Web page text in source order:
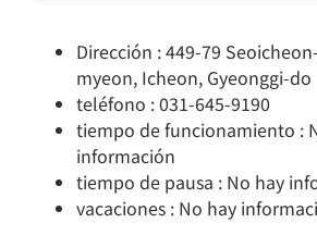
Dirección : 449-79
myeon, Icheon, Gyeonggi-do
teléfono : 031-645-9190
tiempo de funcionamiento :
información
tiempo de pausa : No hay
vacaciones : No hay